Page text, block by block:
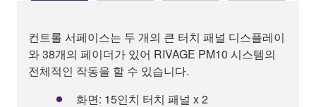
컨트롤 서페이스는 두 개의 큰 터치 패널 디스플레이
와 38개의 페이더가 있어 RIVAGE PM10 시스템의
전체적인 작동을 할 수 있습니다.
화면: 15인치 터치 패널 x 2